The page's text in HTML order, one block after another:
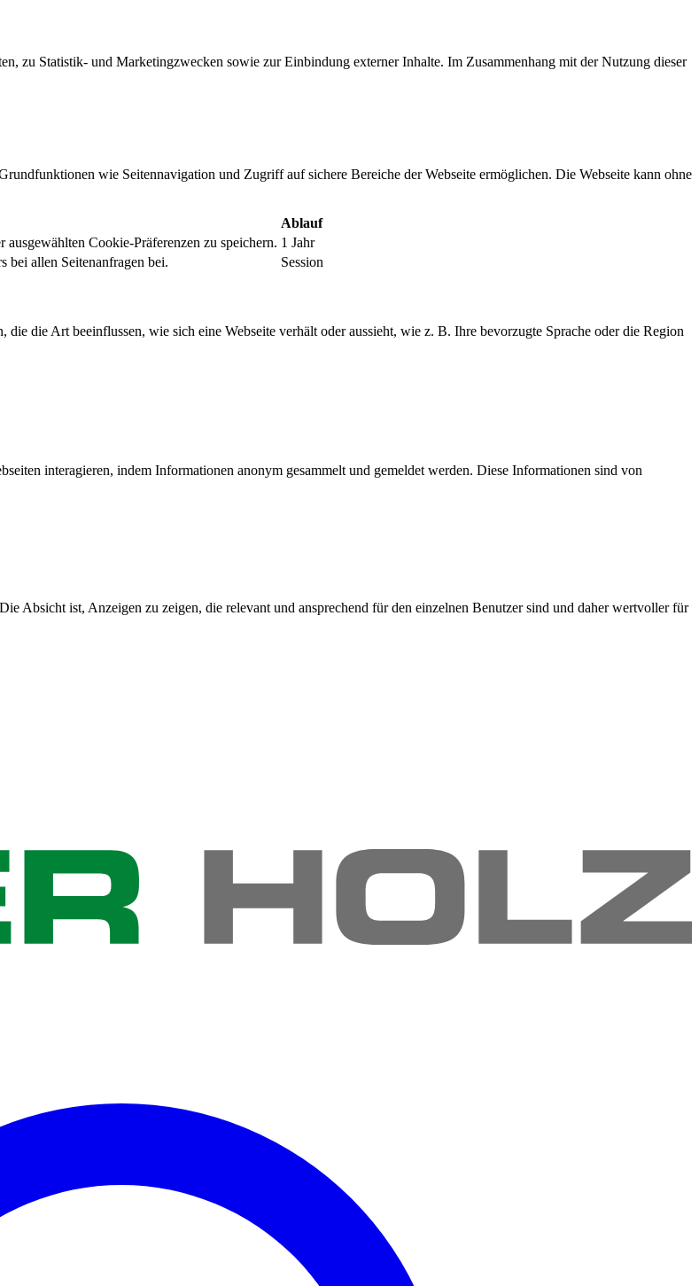
zu Statistik- und Marketingzwecken sowie zur Einbindung externer Inhalte. Im Zusammenhang mit der Nutzung dieser
wie Seitennavigation und Zugriff auf sichere Bereiche der Webseite ermöglichen. Die Webseite kann ohne
Ablauf
Cookie-Präferenzen zu speichern. 1 Jahr
bei allen Seitenanfragen bei. Session
die Art beeinflussen, wie sich eine Webseite verhält oder aussieht, wie z. B. Ihre bevorzugte Sprache oder die Region
interagieren, indem Informationen anonym gesammelt und gemeldet werden. Diese Informationen sind von
Absicht ist, Anzeigen zu zeigen, die relevant und ansprechend für den einzelnen Benutzer sind und daher wertvoller für